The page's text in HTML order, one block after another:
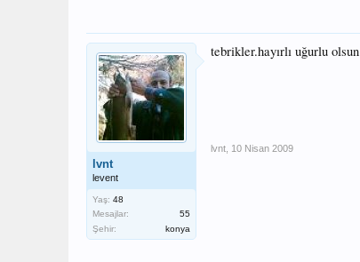
lvnt
levent
Yaş: 48
Mesajlar:
55
Şehir:
konya
tebrikler.hayırlı uğurlu olsun
lvnt 10 Nisan 2009